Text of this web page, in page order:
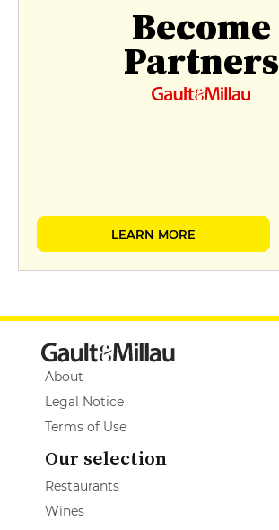
Become
Partners
LEARN MORE
About
Legal Notice
Terms of Use
Our selection
Restaurants
Wines